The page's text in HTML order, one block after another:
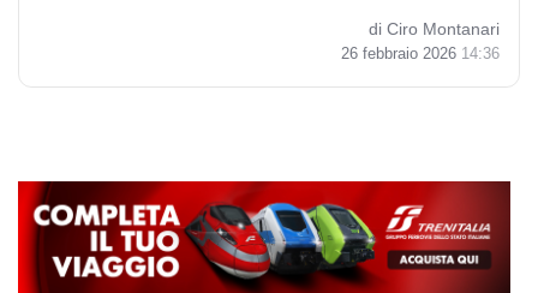
di Ciro Montanari
26 febbraio 2026 14:36